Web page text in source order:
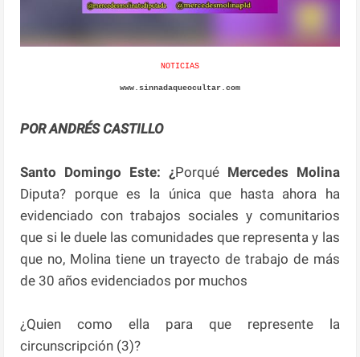
NOTICIAS
www.sinnadaqueocultar.com
POR ANDRÉS CASTILLO
Santo Domingo Este: ¿Porqué Mercedes Molina
Diputa? porque es la única que hasta ahora ha
evidenciado con trabajos sociales y comunitarios
que si le duele las comunidades que representa y las
que no, Molina tiene un trayecto de trabajo de más
de 30 años evidenciados por muchos
¿Quien como ella para que represente la
circunscripción (3)?